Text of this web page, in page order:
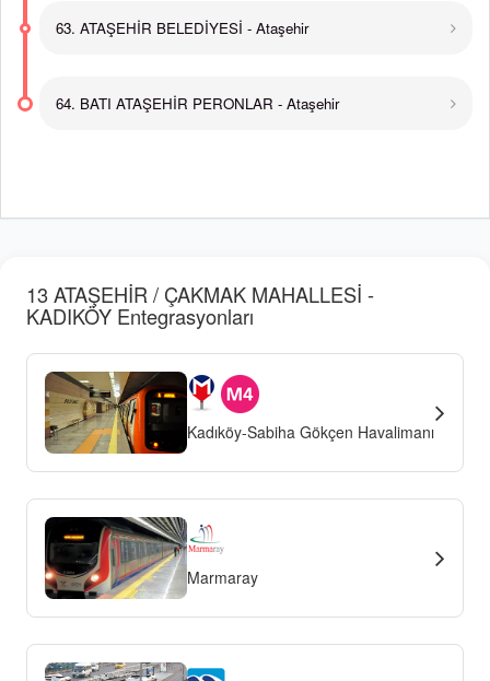
63. ATAŞEHİR BELEDİYESİ - Ataşehir
64. BATI ATAŞEHİR PERONLAR - Ataşehir
13 ATAŞEHİR / ÇAKMAK MAHALLESİ -
KADIKÖY Entegrasyonları
Kadıköy-Sabiha Gökçen Havalimanı
Marmaray